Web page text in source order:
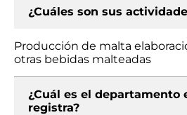
¿Cuáles son sus
Producción de malta
otras bebidas malteadas
¿Cuál es el departamento
registra?